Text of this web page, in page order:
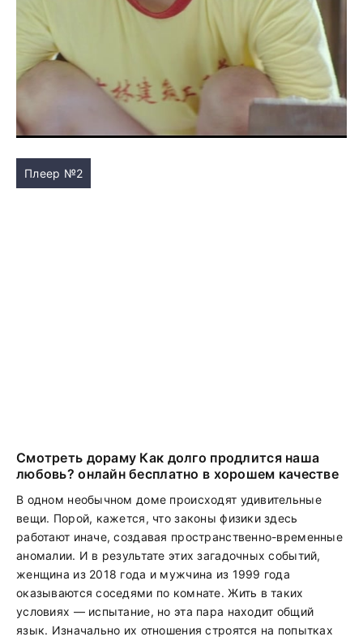
Плеер №2
Смотреть дораму Как долго продлится наша
любовь? онлайн бесплатно в хорошем качестве
В одном необычном доме происходят удивительные
вещи. Порой, кажется, что законы физики здесь
работают иначе, создавая пространственно-временные
аномалии. И в результате этих загадочных событий,
женщина из 2018 года и мужчина из 1999 года
оказываются соседями по комнате. Жить в таких
условиях — испытание, но эта пара находит общий
язык. Изначально их отношения строятся на попытках